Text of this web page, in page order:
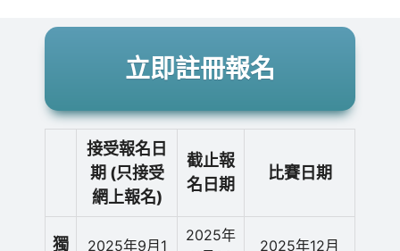
立即註冊報名
接受報名日
期 (只接受
網上報名)
截止報
名日期
比賽日期
獨
2025年9月1
2025年
2025年12月